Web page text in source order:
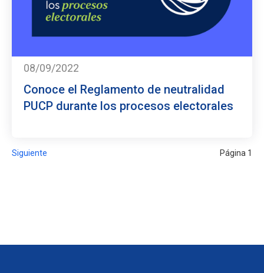
08/09/2022
Conoce el Reglamento de neutralidad
PUCP durante los procesos electorales
Página 1
Siguiente